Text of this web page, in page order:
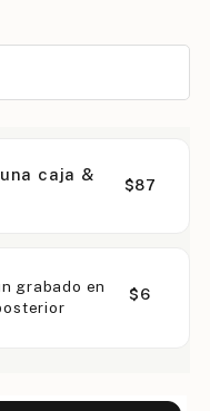
caja &
$87
grabado en
$6